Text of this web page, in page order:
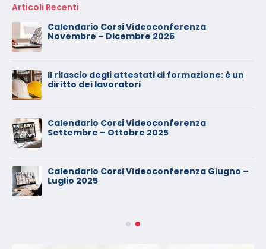
Articoli Recenti
Calendario Corsi Videoconferenza
Novembre – Dicembre 2025
Il rilascio degli attestati di formazione: è un
diritto dei lavoratori
Calendario Corsi Videoconferenza
Settembre – Ottobre 2025
Calendario Corsi Videoconferenza Giugno –
Luglio 2025